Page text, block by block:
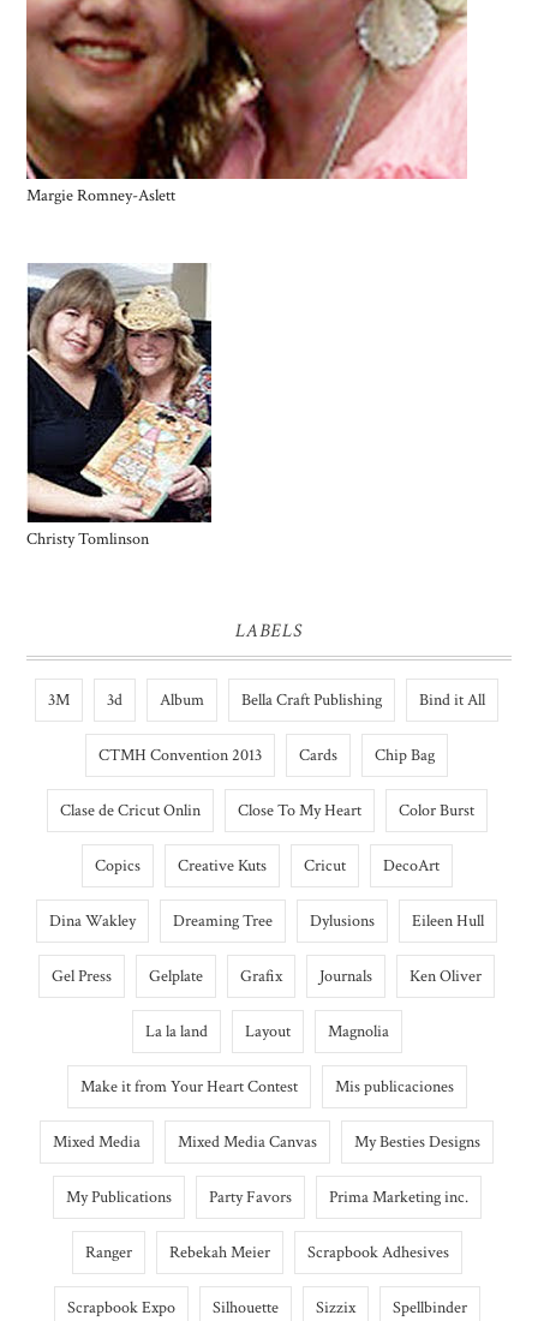
Margie Romney-Aslett
Christy Tomlinson
LABELS
3M 3d Album Bella Craft Publishing Bind it All
CTMH Convention 2013 Cards Chip Bag
Clase de Cricut Onlin Close To My Heart Color Burst
Copics Creative Kuts Cricut DecoArt
Dina Wakley Dreaming Tree Dylusions Eileen Hull
Gel Press Gelplate Grafix Journals Ken Oliver
La la land Layout Magnolia
Make it from Your Heart Contest Mis publicaciones
Mixed Media Mixed Media Canvas My Besties Designs
My Publications Party Favors Prima Marketing inc.
Ranger Rebekah Meier Scrapbook Adhesives
Scrapbook Expo Silhouette Sizzix Spellbinder